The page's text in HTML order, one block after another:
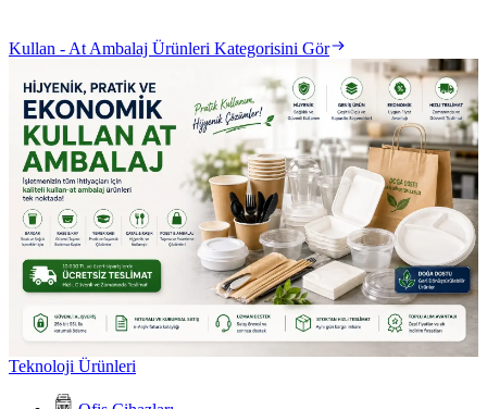
Kullan - At Ambalaj Ürünleri Kategorisini Gör
Teknoloji Ürünleri